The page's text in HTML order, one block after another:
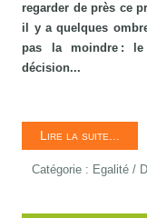
regarder de près ce
il y a quelques
pas la moindre :
décision...
Lire la suite...
Catégorie : Egalité /